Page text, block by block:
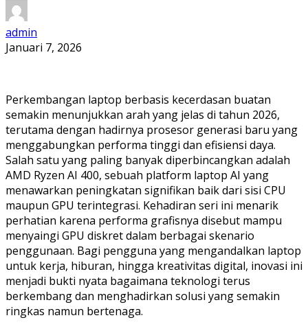
admin
Januari 7, 2026
Perkembangan laptop berbasis kecerdasan buatan
semakin menunjukkan arah yang jelas di tahun 2026,
terutama dengan hadirnya prosesor generasi baru yang
menggabungkan performa tinggi dan efisiensi daya.
Salah satu yang paling banyak diperbincangkan adalah
AMD Ryzen AI 400, sebuah platform laptop AI yang
menawarkan peningkatan signifikan baik dari sisi CPU
maupun GPU terintegrasi. Kehadiran seri ini menarik
perhatian karena performa grafisnya disebut mampu
menyaingi GPU diskret dalam berbagai skenario
penggunaan. Bagi pengguna yang mengandalkan laptop
untuk kerja, hiburan, hingga kreativitas digital, inovasi ini
menjadi bukti nyata bagaimana teknologi terus
berkembang dan menghadirkan solusi yang semakin
ringkas namun bertenaga.